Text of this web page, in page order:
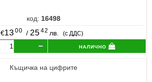
код: 16498
€13 00 / 25 42 лв. (с ДДС)
налично
Къщичка на цифрите